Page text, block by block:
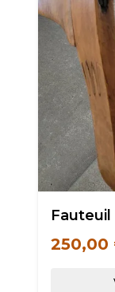
250,00